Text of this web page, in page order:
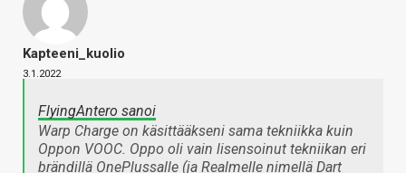
Kapteeni_kuolio
3.1.2022
FlyingAntero sanoi
Warp Charge on käsittääkseni sama tekniikka kuin
Oppon VOOC. Oppo oli vain lisensoinut tekniikan eri
brändillä OnePlussalle (ja Realmelle nimellä Dart